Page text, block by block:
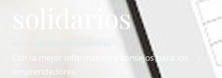
solidarios
» Administradores solidarios
Con la mejor información y consejos para los
emprendedores.